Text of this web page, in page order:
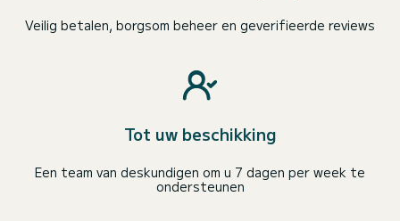
Veilig betalen, borgsom beheer en geverifieerde reviews
Tot uw beschikking
Een team van deskundigen om u 7 dagen per week te
ondersteunen